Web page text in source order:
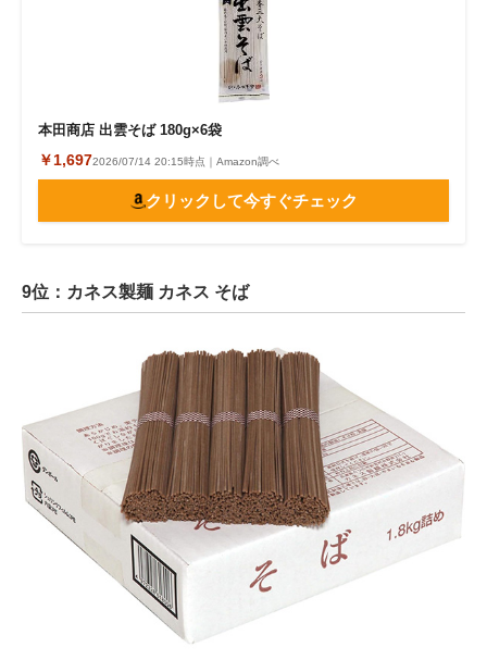
本田商店 出雲そば 180g×6袋
￥1,6972026/07/14 20:15時点｜Amazon調べ
クリックして今すぐチェック
9位：カネス製麺 カネス そば